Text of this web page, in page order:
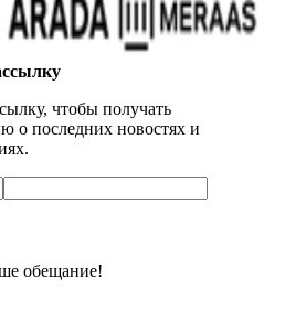
чтобы получать
о последних новостях и
обещание!